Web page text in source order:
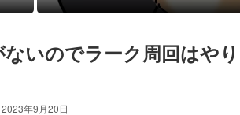
ないのでラーク周回はや
2023年9月20日